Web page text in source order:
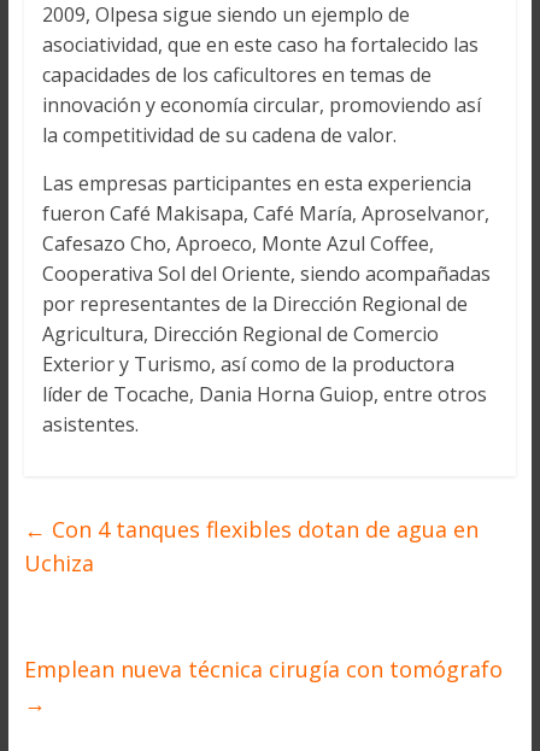
2009, Olpesa sigue siendo un ejemplo de
asociatividad, que en este caso ha fortalecido las
capacidades de los caficultores en temas de
innovación y economía circular, promoviendo así
la competitividad de su cadena de valor.
Las empresas participantes en esta experiencia
fueron Café Makisapa, Café María, Aproselvanor,
Cafesazo Cho, Aproeco, Monte Azul Coffee,
Cooperativa Sol del Oriente, siendo acompañadas
por representantes de la Dirección Regional de
Agricultura, Dirección Regional de Comercio
Exterior y Turismo, así como de la productora
líder de Tocache, Dania Horna Guiop, entre otros
asistentes.
← Con 4 tanques flexibles dotan de agua en
Uchiza
Emplean nueva técnica cirugía con tomógrafo
→